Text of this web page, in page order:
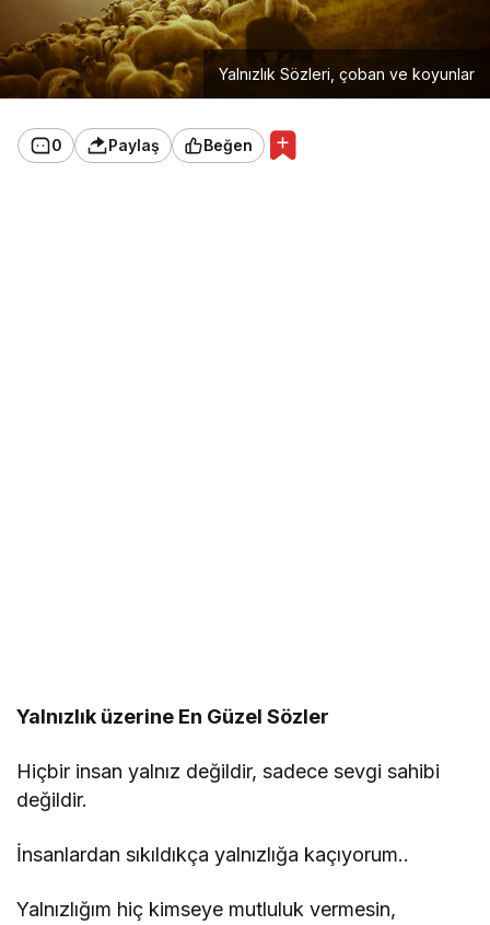
Yalnızlık Sözleri, çoban ve koyunlar
0 Paylaş Beğen
Yalnızlık üzerine En Güzel Sözler
Hiçbir insan yalnız değildir, sadece sevgi sahibi
değildir.
İnsanlardan sıkıldıkça yalnızlığa kaçıyorum..
Yalnızlığım hiç kimseye mutluluk vermesin,